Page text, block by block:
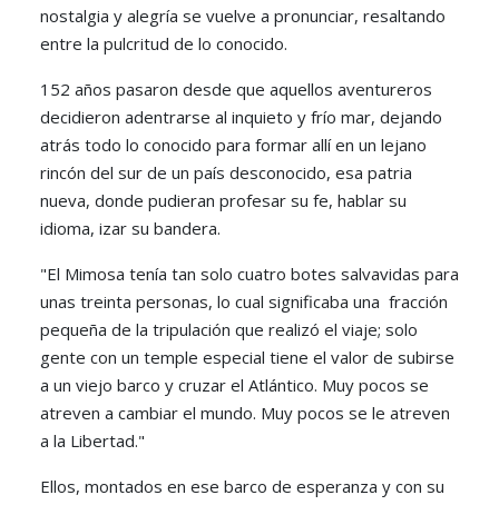
nostalgia y alegría se vuelve a pronunciar, resaltando
entre la pulcritud de lo conocido.
152 años pasaron desde que aquellos aventureros
decidieron adentrarse al inquieto y frío mar, dejando
atrás todo lo conocido para formar allí en un lejano
rincón del sur de un país desconocido, esa patria
nueva, donde pudieran profesar su fe, hablar su
idioma, izar su bandera.
"El Mimosa tenía tan solo cuatro botes salvavidas para
unas treinta personas, lo cual significaba una fracción
pequeña de la tripulación que realizó el viaje; solo
gente con un temple especial tiene el valor de subirse
a un viejo barco y cruzar el Atlántico. Muy pocos se
atreven a cambiar el mundo. Muy pocos se le atreven
a la Libertad."
Ellos, montados en ese barco de esperanza y con su